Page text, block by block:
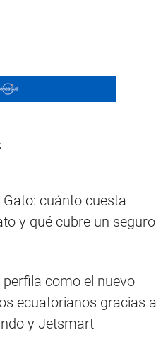
cuánto cuesta
y qué cubre un seguro
perfila como el nuevo
ecuatorianos gracias a
y Jetsmart